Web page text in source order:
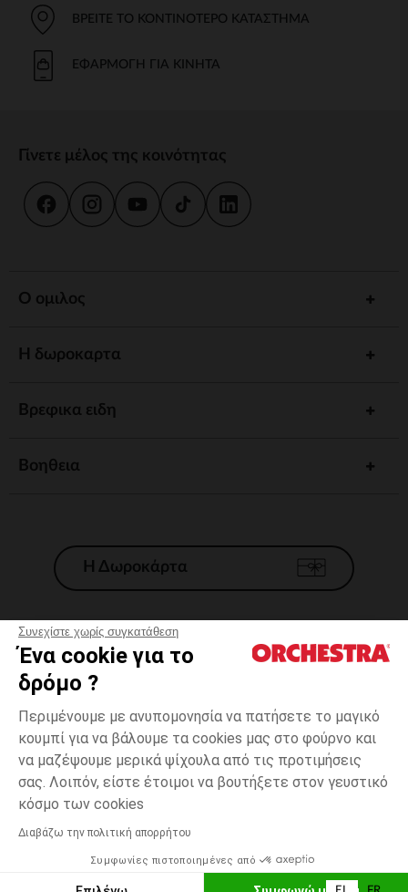
Συνεχίστε χωρίς συγκατάθεση
Ένα cookie για το
δρόμο ?
Περιμένουμε με ανυπομονησία να πατήσετε το μαγικό
κουμπί για να βάλουμε τα cookies μας στο φούρνο και
να μαζέψουμε μερικά ψίχουλα από τις προτιμήσεις
σας. Λοιπόν, είστε έτοιμοι να βουτήξετε στον γευστικό
κόσμο των cookies
Διαβάζω την πολιτική απορρήτου
Συμφωνίες πιστοποιημένες από
Μπέζ
3
Δυνατότητα πληρωμής με
ΠΡΟΣΘΉΚΗ ΣΤΟ ΚΑΛΆΘΙ
ΒΡΕΊΤΕ ΤΟ ΚΟΝΤΙΝΌΤΕΡΟ ΚΑΤΆΣΤΗΜΑ
ΕΦΑΡΜΟΓΉ ΓΙΑ ΚΙΝΗΤΆ
Γίνετε μέλος της κοινότητας
Ο ομιλος
Η δωροκαρτα
Βρεφικα ειδη
Βοηθεια
Η Δωροκάρτα
Γενικοί 'Οροι Πώλησης
*Εμπορικες προσφορες
Προσωπικά δεδομένα
Διαχείρηση των cookies
Προσβασιμότητα: μη συμμορφούμενη
H Orchestra συμμετέχει στον κωδικά δεοντολογίας και στο σύστημα
μεσολάβησης της Γαλλικής Ομοσπονδίας Ηλεκτρονικού Εμπορίου.